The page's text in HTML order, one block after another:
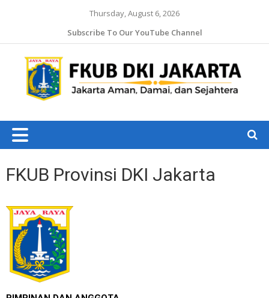
Thursday, August 6, 2026
Subscribe To Our YouTube Channel
FKUB Provinsi DKI Jakarta